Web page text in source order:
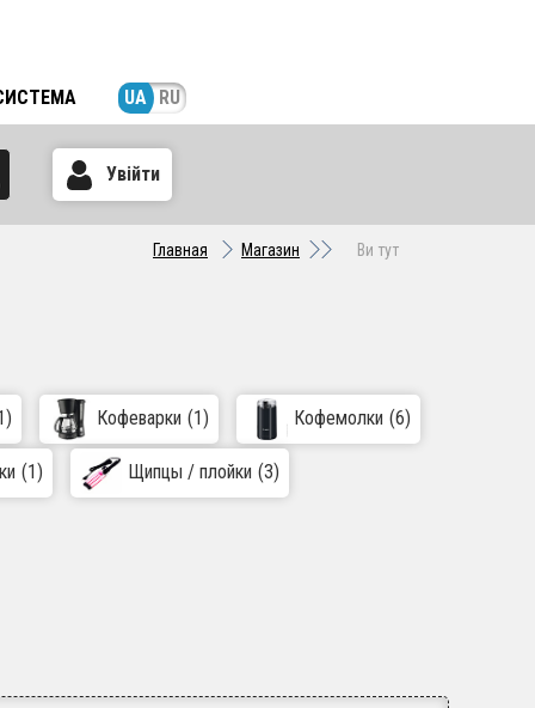
UA RU
Увійти
Главная Магазин Ви тут
Кофеварки (1) Кофемолки (6)
(1) Щипцы / плойки (3)